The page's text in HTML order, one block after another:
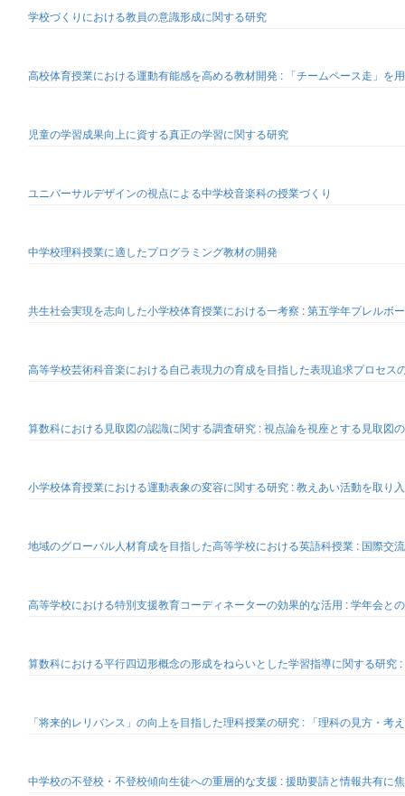
学校づくりにおける教員の意識形成に関する研究
高校体育授業における運動有能感を高める教材開発 : 「チームペース走」を
児童の学習成果向上に資する真正の学習に関する研究
ユニバーサルデザインの視点による中学校音楽科の授業づくり
中学校理科授業に適したプログラミング教材の開発
共生社会実現を志向した小学校体育授業における一考察 : 第五学年プレルボ
高等学校芸術科音楽における自己表現力の育成を目指した表現追求プロセ
算数科における見取図の認識に関する調査研究 : 視点論を視座とする見取図
小学校体育授業における運動表象の変容に関する研究 : 教えあい活動を取り
地域のグローバル人材育成を目指した高等学校における英語科授業 : 国際交
高等学校における特別支援教育コーディネーターの効果的な活用 : 学年会と
算数科における平行四辺形概念の形成をねらいとした学習指導に関する研究
「将来的レリバンス」の向上を目指した理科授業の研究 : 「理科の見方・考
中学校の不登校・不登校傾向生徒への重層的な支援 : 援助要請と情報共有に